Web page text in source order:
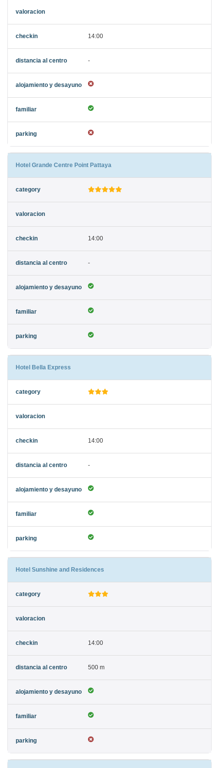
14:00
-
Hotel Grande Centre Point Pattaya
14:00
-
Hotel Bella Express
14:00
-
Hotel Sunshine and Residences
14:00
500 m